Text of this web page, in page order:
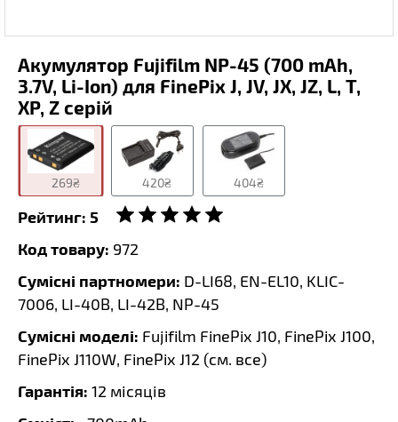
Акумулятор Fujifilm NP-45 (700 mAh,
3.7V, Li-Ion) для FinePix J, JV, JX, JZ, L, T,
XP, Z серій
269₴ 420₴ 404₴
Рейтинг: 5
Код товару: 972
Сумісні партномери: D-LI68, EN-EL10, KLIC-
7006, LI-40B, LI-42B, NP-45
Сумісні моделі: Fujifilm FinePix J10, FinePix J100,
FinePix J110W, FinePix J12 (см. все)
Гарантія: 12 місяців